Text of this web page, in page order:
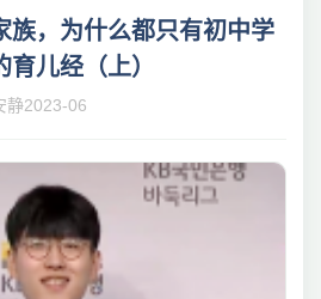
族，为什么都只有初中学
儿经（上）
静2023-06